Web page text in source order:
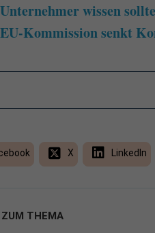
Unternehmer wissen
EU-Kommission senkt
X LinkedIn
ZUM THEMA